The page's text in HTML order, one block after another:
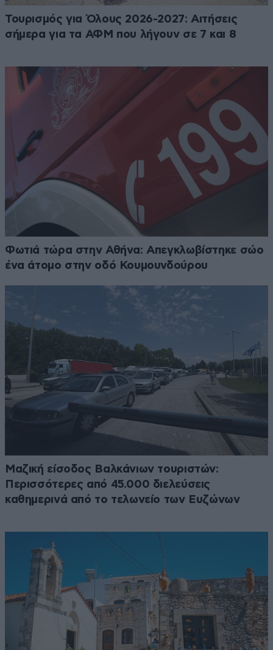
Τουρισμός για Όλους 2026-2027: Αιτήσεις
σήμερα για τα ΑΦΜ που λήγουν σε 7 και 8
Φωτιά τώρα στην Αθήνα: Απεγκλωβίστηκε σώο
ένα άτομο στην οδό Κουμουνδούρου
Μαζική είσοδος Βαλκάνιων τουριστών:
Περισσότερες από 45.000 διελεύσεις
καθημερινά από το τελωνείο των Ευζώνων